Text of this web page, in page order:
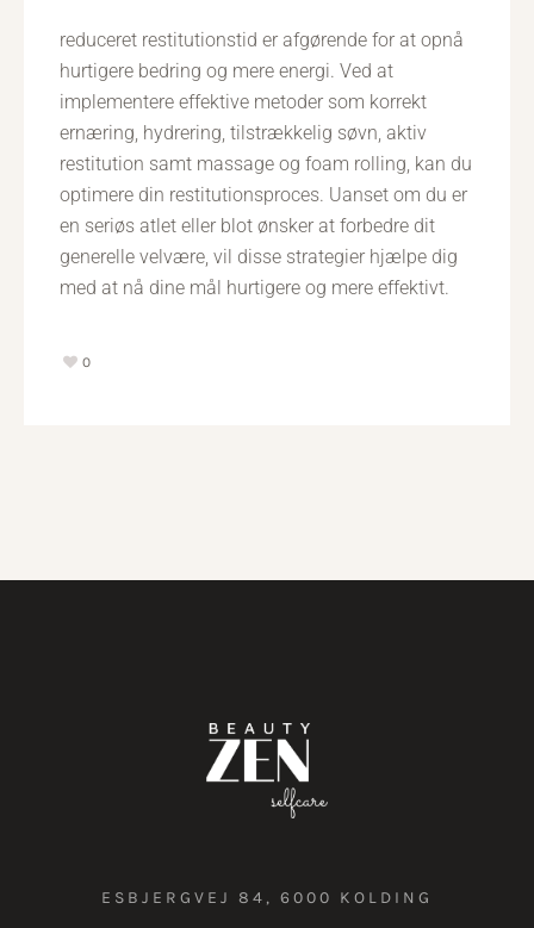
reduceret restitutionstid er afgørende for at opnå
hurtigere bedring og mere energi. Ved at
implementere effektive metoder som korrekt
ernæring, hydrering, tilstrækkelig søvn, aktiv
restitution samt massage og foam rolling, kan du
optimere din restitutionsproces. Uanset om du er
en seriøs atlet eller blot ønsker at forbedre dit
generelle velvære, vil disse strategier hjælpe dig
med at nå dine mål hurtigere og mere effektivt.
0
ESBJERGVEJ 84, 6000 KOLDING